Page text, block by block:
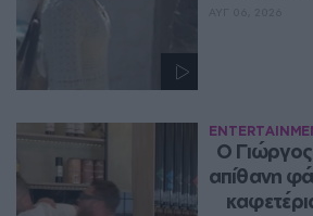
Ο
απίθανη